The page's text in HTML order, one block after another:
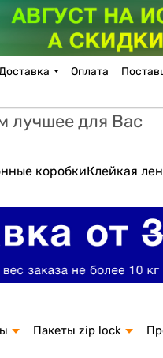
Оплата
коробкиКлейкая
Пакеты zip lock